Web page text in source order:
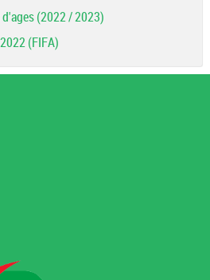
(2022 / 2023)
(FIFA)